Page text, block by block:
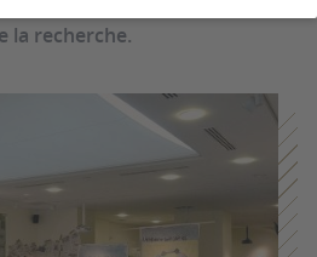
la recherche.